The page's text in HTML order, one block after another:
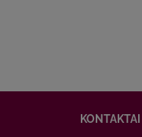
KONTAKTAI